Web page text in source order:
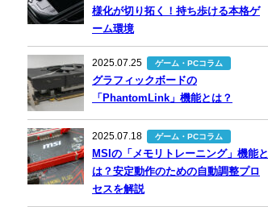
様化が切り拓く！持ち歩ける本格ゲ
ーム環境
2025.07.25 ゲーム・PCコラム
グラフィックボードの
「PhantomLink」機能とは？
2025.07.18 ゲーム・PCコラム
MSIの「メモリトレーニング」機能と
は？安定動作のための自動調整プロ
セスを解説